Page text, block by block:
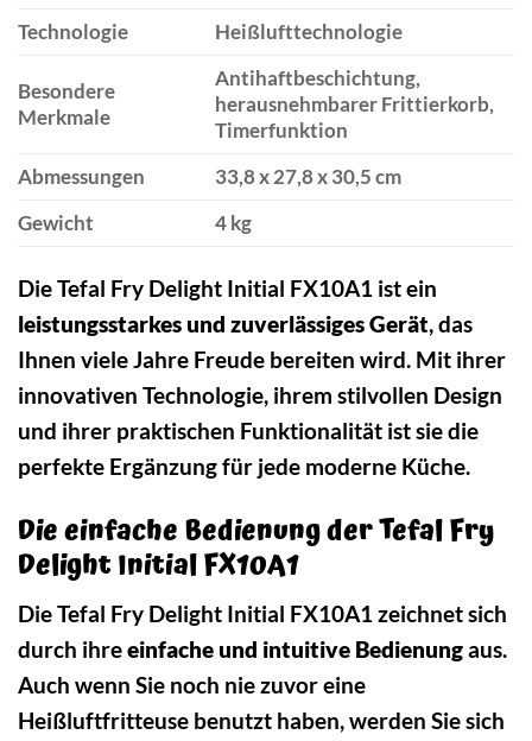
Technologie
Heißlufttechnologie
Besondere
Merkmale
Antihaftbeschichtung,
herausnehmbarer Frittierkorb,
Timerfunktion
Abmessungen
33,8 x 27,8 x 30,5 cm
Gewicht
4 kg
Die Tefal Fry Delight Initial FX10A1 ist ein
leistungsstarkes und zuverlässiges Gerät, das
Ihnen viele Jahre Freude bereiten wird. Mit ihrer
innovativen Technologie, ihrem stilvollen Design
und ihrer praktischen Funktionalität ist sie die
perfekte Ergänzung für jede moderne Küche.
Die einfache Bedienung der Tefal Fry
Delight Initial FX10A1
Die Tefal Fry Delight Initial FX10A1 zeichnet sich
durch ihreeinfache und intuitive Bedienungaus.
Auch wenn Sie noch nie zuvor eine
Heißluftfritteuse benutzt haben, werden Sie sich